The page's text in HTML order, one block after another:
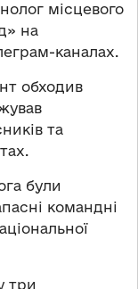
місцевого
на
каналах.
обходив
та
були
командні
три